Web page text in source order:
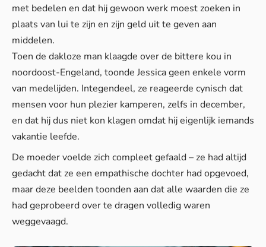
met bedelen en dat hij gewoon werk moest zoeken in
plaats van lui te zijn en zijn geld uit te geven aan
middelen.
Toen de dakloze man klaagde over de bittere kou in
noordoost-Engeland, toonde Jessica geen enkele vorm
van medelijden. Integendeel, ze reageerde cynisch dat
mensen voor hun plezier kamperen, zelfs in december,
en dat hij dus niet kon klagen omdat hij eigenlijk iemands
vakantie leefde.
De moeder voelde zich compleet gefaald – ze had altijd
gedacht dat ze een empathische dochter had opgevoed,
maar deze beelden toonden aan dat alle waarden die ze
had geprobeerd over te dragen volledig waren
weggevaagd.